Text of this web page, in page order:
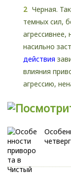
Черная.
темных сил,
насильно
действия
влияния
агрессию,